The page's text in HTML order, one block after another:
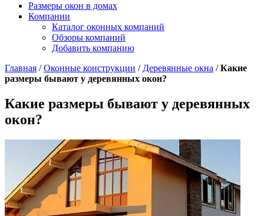
Размеры окон в домах
Компании
Каталог оконных компаний
Обзоры компаний
Добавить компанию
Главная /Оконные конструкции / Деревянные окна /Какие
размеры бывают у деревянных окон?
Какие размеры бывают у деревянных
окон?